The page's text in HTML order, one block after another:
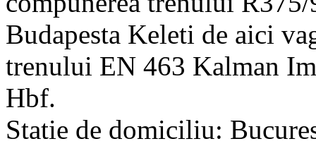
Budapesta Keleti de aici
trenului EN 463 Kalman
Hbf.
Statie de domiciliu: